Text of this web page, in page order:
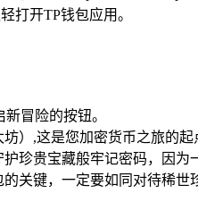
打开TP钱包应用。
冒险的按钮。
）,这是您加密货币之旅的起
珍贵宝藏般牢记密码，因为
关键，一定要如同对待稀